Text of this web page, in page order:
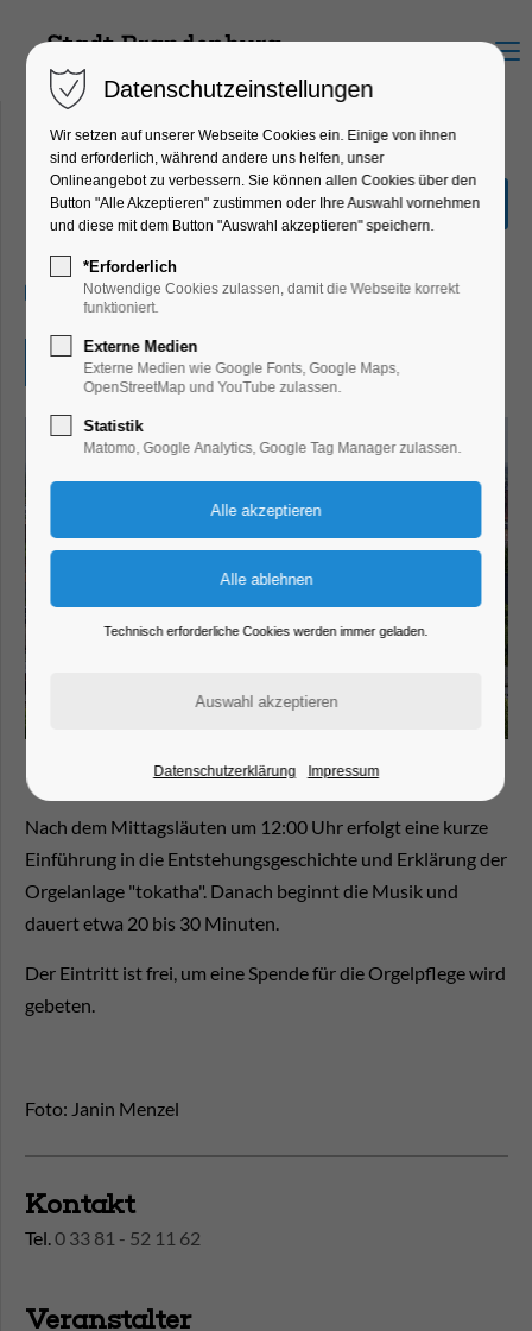
Menu
Orgelmusik am Mittag
Konzert, Musik
13.09.2025, 12:00–12:30
Eintritt frei
Nach dem Mittagsläuten um 12:00 Uhr erfolgt eine kurze
Einführung in die Entstehungsgeschichte und Erklärung der
Orgelanlage "tokatha". Danach beginnt die Musik und
dauert etwa 20 bis 30 Minuten.
Der Eintritt ist frei, um eine Spende für die Orgelpflege wird
gebeten.
Foto: Janin Menzel
Kontakt
Tel.0 33 81 - 52 11 62
Veranstalter
Datenschutzeinstellungen
Wir setzen auf unserer Webseite Cookies ein. Einige von ihnen
sind erforderlich, während andere uns helfen, unser
Onlineangebot zu verbessern. Sie können allen Cookies über den
Button "Alle Akzeptieren" zustimmen oder Ihre Auswahl vornehmen
und diese mit dem Button "Auswahl akzeptieren" speichern.
*Erforderlich
Notwendige Cookies zulassen, damit die Webseite korrekt
funktioniert.
Externe Medien
Externe Medien wie Google Fonts, Google Maps,
OpenStreetMap und YouTube zulassen.
Statistik
Matomo, Google Analytics, Google Tag Manager zulassen.
Technisch erforderliche Cookies werden immer geladen.
Datenschutzerklärung Impressum